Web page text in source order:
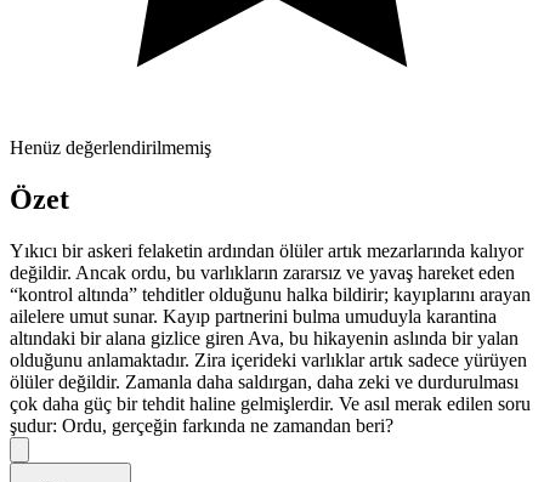
Henüz değerlendirilmemiş
Özet
Yıkıcı bir askeri felaketin ardından ölüler artık mezarlarında kalıyor
değildir. Ancak ordu, bu varlıkların zararsız ve yavaş hareket eden
“kontrol altında” tehditler olduğunu halka bildirir; kayıplarını arayan
ailelere umut sunar. Kayıp partnerini bulma umuduyla karantina
altındaki bir alana gizlice giren Ava, bu hikayenin aslında bir yalan
olduğunu anlamaktadır. Zira içerideki varlıklar artık sadece yürüyen
ölüler değildir. Zamanla daha saldırgan, daha zeki ve durdurulması
çok daha güç bir tehdit haline gelmişlerdir. Ve asıl merak edilen soru
şudur: Ordu, gerçeğin farkında ne zamandan beri?